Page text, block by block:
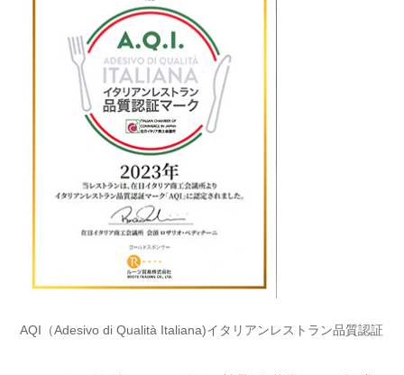
AQI（Adesivo di Qualità Italiana)イタリアンレストラン品質認証